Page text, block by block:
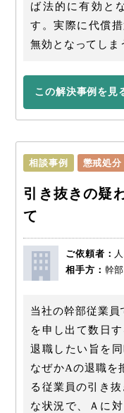
ば法的に有効と
す。実際に代償
無効となってしま
この解決事例を見
相談事例 懲戒処分
引き抜きの疑
て
ご依頼者：
相手方： 幹
当社の幹部従業員
を申し出て数日
退職したい旨を
なぜかAの退職を
る従業員の引き
な状況で、Ａに